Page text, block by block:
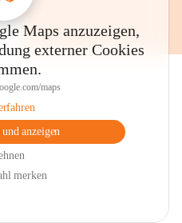
Maps anzuzeigen,
externer Cookies
maps
anzeigen
merken